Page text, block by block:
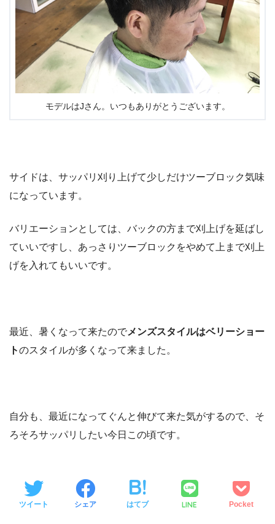
モデルはJさん。いつもありがとうございます。
サイドは、サッパリ刈り上げて少しだけツーブロック気味
になっています。
バリエーションとしては、バックの方まで刈上げを延ばし
ていいですし、あっさりツーブロックをやめて上まで刈上
げを入れてもいいです。
最近、暑くなって来たのでメンズスタイルはベリーショー
トのスタイルが多くなって来ました。
自分も、最近になってぐんと伸びて来た気がするので、そ
ろそろサッパリしたい今日この頃です。
ツイート シェア はてブ LINE Pocket